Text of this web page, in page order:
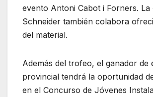
evento Antoni Cabot i Forners. La
Schneider también colabora
del material.
Además del trofeo, el ganador de
provincial tendrá la oportunidad
en el Concurso de Jóvenes